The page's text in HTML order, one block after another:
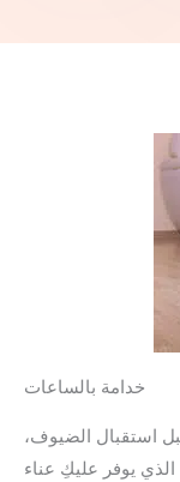
خدامة بالساعات
استقبال الضيوف،
الذي يوفر عليكِ عناء